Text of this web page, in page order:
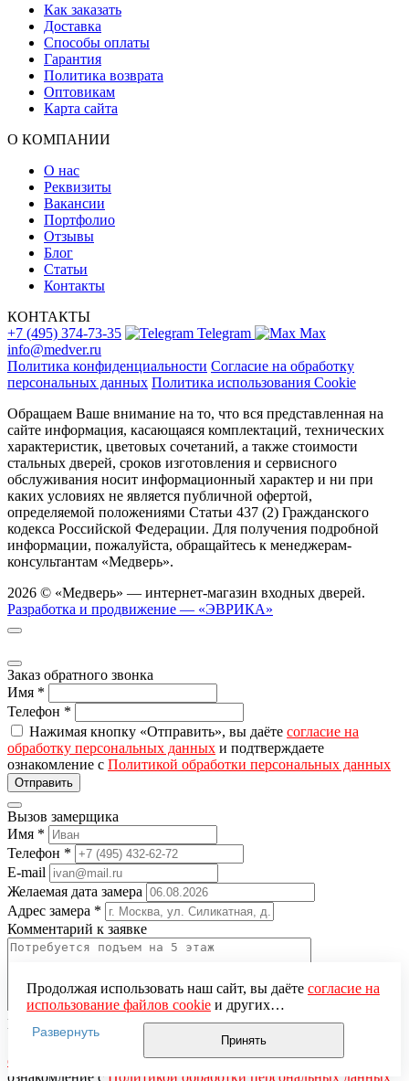
Как заказать
Доставка
Способы оплаты
Гарантия
Политика возврата
Оптовикам
Карта сайта
О КОМПАНИИ
О нас
Реквизиты
Вакансии
Портфолио
Отзывы
Блог
Статьи
Контакты
КОНТАКТЫ
+7 (495) 374-73-35
Telegram
Max
info@medver.ru
Политика конфиденциальности Согласие на обработку
персональных данных Политика использования Cookie
Обращаем Ваше внимание на то, что вся представленная на
сайте информация, касающаяся комплектаций, технических
характеристик, цветовых сочетаний, а также стоимости
стальных дверей, сроков изготовления и сервисного
обслуживания носит информационный характер и ни при
каких условиях не является публичной офертой,
определяемой положениями Статьи 437 (2) Гражданского
кодекса Российской Федерации. Для получения подробной
информации, пожалуйста, обращайтесь к менеджерам-
консультантам «Медверь».
2026 © «Медверь» — интернет-магазин входных дверей.
Разработка и продвижение — «ЭВРИКА»
Заказ обратного звонка
Имя *
Телефон *
Нажимая кнопку «Отправить», вы даёте согласие на
обработку персональных данных и подтверждаете
ознакомление с Политикой обработки персональных данных
Вызов замерщика
Имя *
Телефон *
E-mail
Желаемая дата замера
Адрес замера *
Комментарий к заявке
Понравившаяся модель
Нажимая кнопку «Отправить», вы даёте
обработку персональных данныхи подтверждаете
ознакомление с Политикой обработки персональных данных
Продолжая использовать наш сайт, вы даёте согласие на
использование файлов cookieи других
пользовательских данных (включая IP-адрес, сведения о
местоположении, устройстве, действиях на сайте и т. п.)
для функционирования сайта, проведения
Развернуть
Принять